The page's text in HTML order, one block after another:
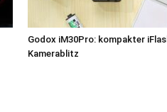
Godox iM30Pro: kompakter
Kamerablitz